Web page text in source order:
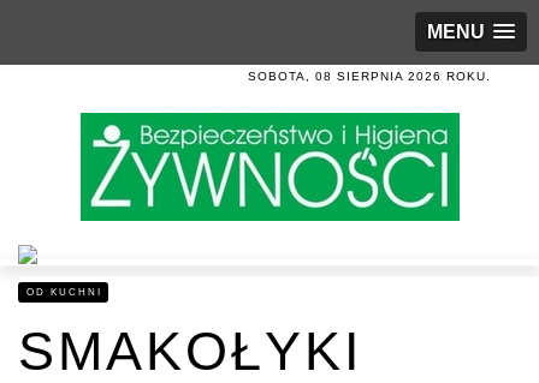
MENU
SOBOTA, 08 SIERPNIA 2026 ROKU.
OD KUCHNI
SMAKOŁYKI